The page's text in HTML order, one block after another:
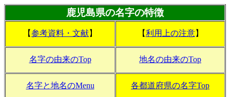
鹿児島県の名字の特徴
【参考資料・文献】 【利用上の注意】
名字の由来のTop 地名の由来のTop
名字と地名のMenu 各都道府県の名字Top